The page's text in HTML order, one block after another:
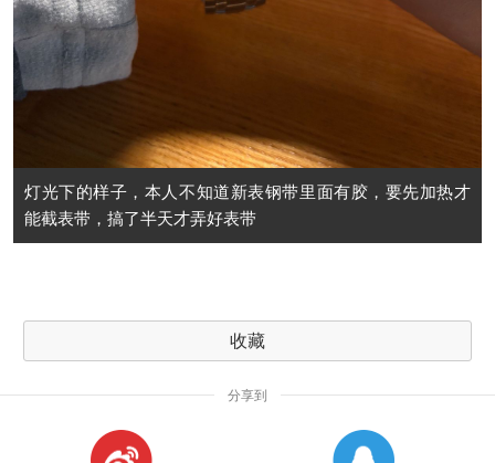
灯光下的样子，本人不知道新表钢带里面有胶，要先加热才
能截表带，搞了半天才弄好表带
收藏
分享到